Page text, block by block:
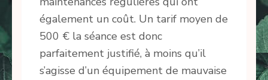
également un coût. Un tarif moyen de
500 € la séance est donc
parfaitement justifié, à moins qu’il
s’agisse d’un équipement de mauvaise